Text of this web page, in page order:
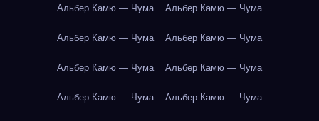
Альбер Камю — Чума Альбер Камю — Чума
Альбер Камю — Чума Альбер Камю — Чума
Альбер Камю — Чума Альбер Камю — Чума
Альбер Камю — Чума Альбер Камю — Чума